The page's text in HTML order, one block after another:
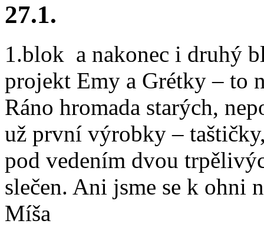
27.1.
1.blok a nakonec i druhý
projekt Emy a Grétky – to
Ráno hromada starých,
už první výrobky –
pod vedením dvou
slečen. Ani jsme se k ohni
Míša